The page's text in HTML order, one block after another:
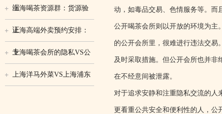
端
上海喝茶资源群：货源验
证
上海高端外卖预约安排：
专
上海喝茶会所的隐私VS公
上海洋马外菜VS上海浦东
动，如毒品交易、色情服务等。而
公开喝茶会所则以开放的环境为主
的公开会所里，很难进行违法交易
及时采取措施。但公开会所也并非
在不经意间被泄露。
对于追求安静和注重隐私交流的人
更看重公共安全和便利性的人，公